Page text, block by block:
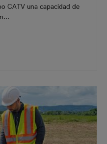
CATV una capacidad de